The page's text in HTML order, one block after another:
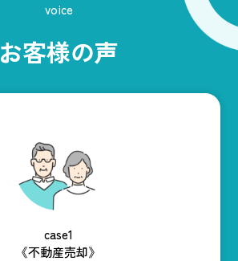
voice
お客様の声
case1
《不動産売却》